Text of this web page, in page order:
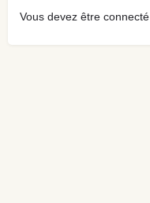
Vous devez être connecté